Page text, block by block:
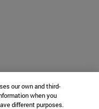
our own and third-
when you
different purposes.